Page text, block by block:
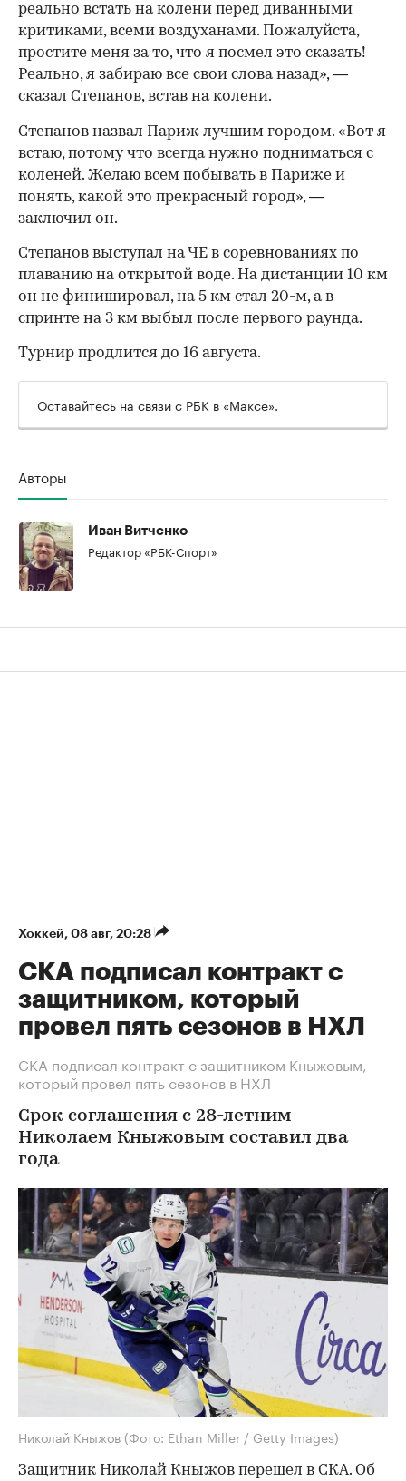
реально встать на колени перед диванными
критиками, всеми воздуханами. Пожалуйста,
простите меня за то, что я посмел это сказать!
Реально, я забираю все свои слова назад», —
сказал Степанов, встав на колени.
00:00 00:00
Степанов назвал Париж лучшим городом. «Вот я
встаю, потому что всегда нужно подниматься с
коленей. Желаю всем побывать в Париже и
понять, какой это прекрасный город», —
заключил он.
Степанов выступал на ЧЕ в соревнованиях по
плаванию на открытой воде. На дистанции 10 км
он не финишировал, на 5 км стал 20-м, а в
спринте на 3 км выбыл после первого раунда.
Турнир продлится до 16 августа.
Оставайтесь на связи с РБК в «Максе».
Авторы
Иван Витченко
Редактор «РБК-Спорт»
Хоккей⁠, 08 авг, 20:28
СКА подписал контракт с
защитником, который
провел пять сезонов в НХЛ
СКА подписал контракт с защитником Кныжовым,
который провел пять сезонов в НХЛ
Срок соглашения с 28-летним
Николаем Кныжовым составил два
года
Николай Кныжов (Фото: Ethan Miller / Getty Images)
Защитник Николай Кныжов перешел в СКА. Об